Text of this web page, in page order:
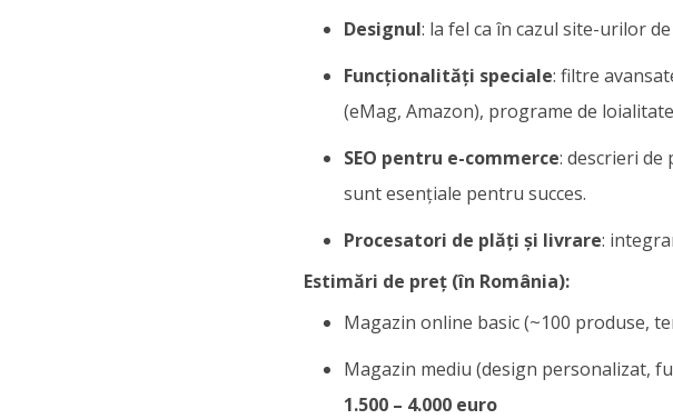
Designul: la fel ca în cazul site-urilor
Funcționalități speciale: filtre
(eMag, Amazon), programe de
SEO pentru e-commerce: descrieri
sunt esențiale pentru succes.
Procesatori de plăți și livrare:
Estimări de preț (în România):
Magazin online basic (~100 produse,
Magazin mediu (design personalizat,
1.500 – 4.000 euro